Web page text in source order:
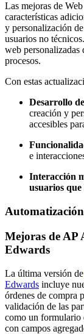
Las mejoras de
características
y personalización
usuarios no
web
procesos.
Con estas
Desarrollo
creación y
accesibles
e
Interacción
usuarios que
Mejoras de AP
Edwards
La última versión de
Edwards incluye
órdenes de compra
validación de las
como un
con campos